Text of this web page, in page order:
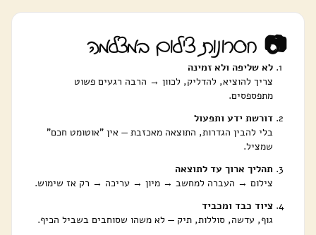
📷 חסרונות צילום במצלמה
לא שליפה ולא זמינה
צריך להוציא, להדליק, לכוון → הרבה רגעים פשוט
מתפספסים.
דורשת ידע ותפעול
בלי להבין הגדרות, התוצאה מאכזבת — אין "אוטומט חכם"
שמציל.
תהליך ארוך עד לתוצאה
צילום → העברה למחשב → מיון → עריכה → רק אז שימוש.
ציוד כבד ומכביד
גוף, עדשה, סוללות, תיק — לא משהו שסוחבים בשביל הכיף.